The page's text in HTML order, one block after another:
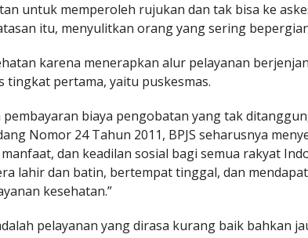
untuk memperoleh rujukan dan tak bisa ke
itu, menyulitkan orang yang sering
karena menerapkan alur pelayanan
tingkat pertama, yaitu puskesmas.
biaya pengobatan yang tak
Nomor 24 Tahun 2011, BPJS seharusnya
dan keadilan sosial bagi semua rakyat
lahir dan batin, bertempat tinggal, dan
kesehatan.”
pelayanan yang dirasa kurang baik bahkan